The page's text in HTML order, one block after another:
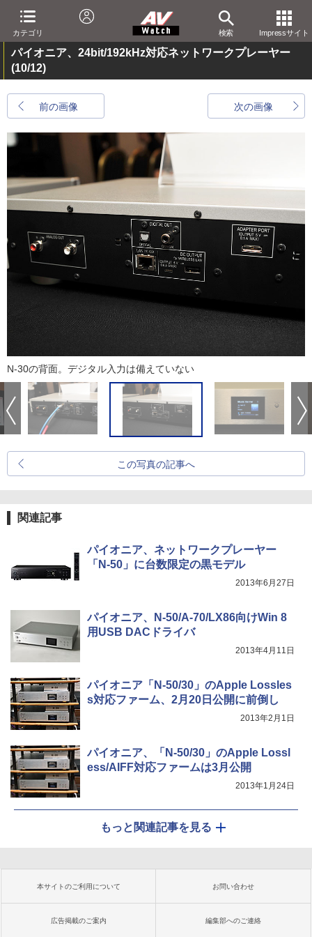
カテゴリ 検索 Impressサイト
パイオニア、24bit/192kHz対応ネットワークプレーヤー
(10/12)
前の画像 次の画像
N-30の背面。デジタル入力は備えていない
この写真の記事へ
関連記事
パイオニア、ネットワークプレーヤー
「N-50」に台数限定の黒モデル
2013年6月27日
パイオニア、N-50/A-70/LX86向けWin 8
用USB DACドライバ
2013年4月11日
パイオニア「N-50/30」のApple Lossles
s対応ファーム、2月20日公開に前倒し
2013年2月1日
パイオニア、「N-50/30」のApple Lossl
ess/AIFF対応ファームは3月公開
2013年1月24日
もっと関連記事を見る
本サイトのご利用について お問い合わせ
広告掲載のご案内 編集部へのご連絡